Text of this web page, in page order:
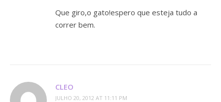
Que giro,o gato!espero que esteja tudo a
correr bem.
CLEO
JULHO 20, 2012 AT 11:11 PM